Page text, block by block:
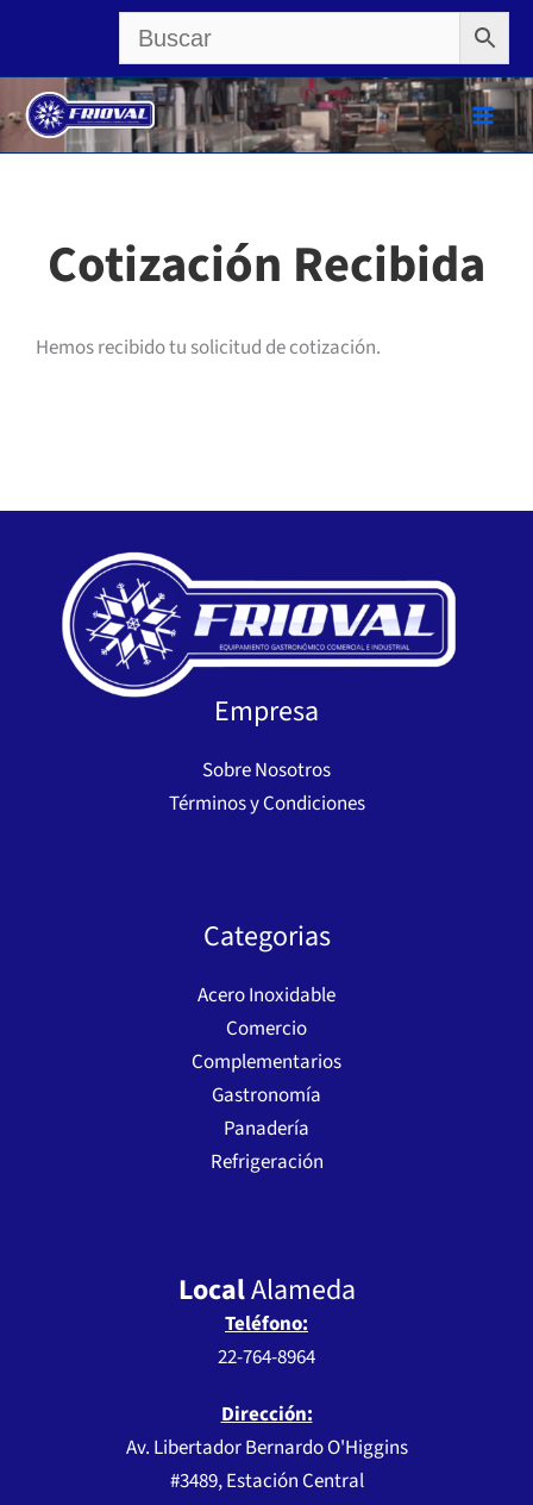
contenido
Cotización Recibida
Hemos recibido tu solicitud de cotización.
Empresa
Sobre Nosotros
Términos y Condiciones
Categorias
Acero Inoxidable
Comercio
Complementarios
Gastronomía
Panadería
Refrigeración
LocalAlameda
Teléfono:
22-764-8964
Dirección:
Av. Libertador Bernardo O'Higgins
#3489, Estación Central